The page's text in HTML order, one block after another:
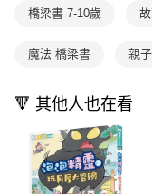
橋梁書 7-10歲
魔法 橋梁書 親
🔻 其他人也在看